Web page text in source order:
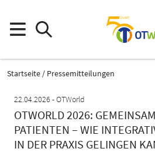
Startseite
Pressemitteilungen
22.04.2026
OTWorld
OTWORLD 2026:
PATIENTEN – WIE
IN DER PRAXIS GELINGEN